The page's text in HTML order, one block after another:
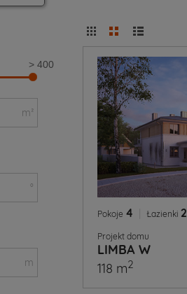
Pokoje 4 Łazienki 2
Projekt domu
LIMBA W
118 m2
> 400
m²
°
m